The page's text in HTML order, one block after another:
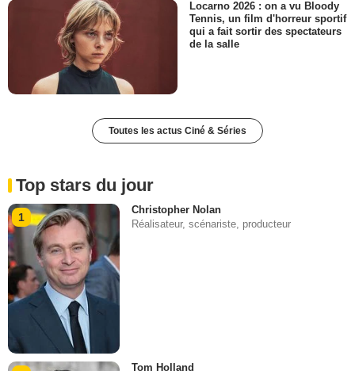
Locarno 2026 : on a vu Bloody
Tennis, un film d'horreur sportif
qui a fait sortir des spectateurs
de la salle
Toutes les actus Ciné & Séries
Top stars du jour
1
Christopher Nolan
Réalisateur, scénariste, producteur
Tom Holland